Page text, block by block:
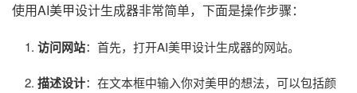
使用AI美甲设计生成器非常简单，下面是操作步骤：
访问网站：首先，打开AI美甲设计生成器的网站。
描述设计：在文本框中输入你对美甲的想法，可以包括颜